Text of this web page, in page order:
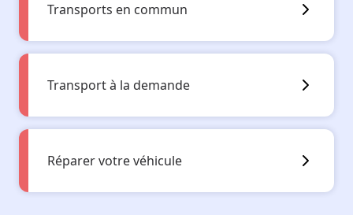
Transports en commun
Transport à la demande
Réparer votre véhicule